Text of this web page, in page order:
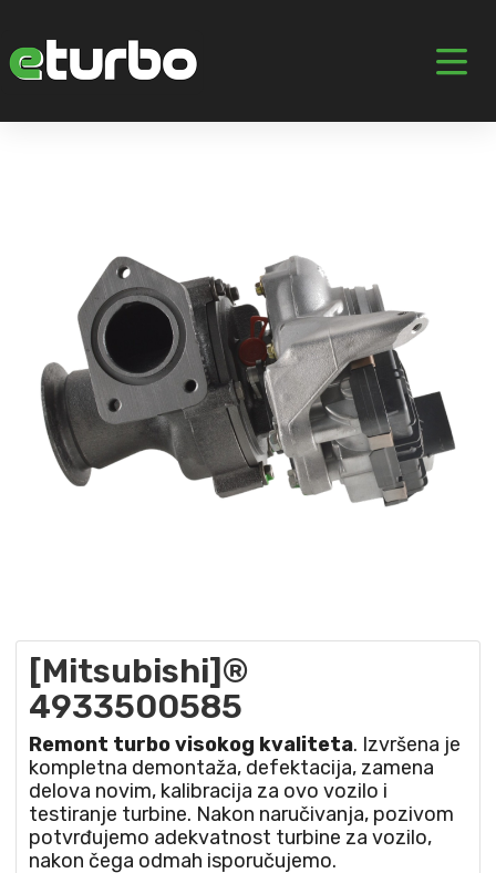
[Mitsubishi]®
4933500585
Remont turbo visokog kvaliteta. Izvršena je
kompletna demontaža, defektacija, zamena
delova novim, kalibracija za ovo vozilo i
testiranje turbine. Nakon naručivanja, pozivom
potvrđujemo adekvatnost turbine za vozilo,
nakon čega odmah isporučujemo.